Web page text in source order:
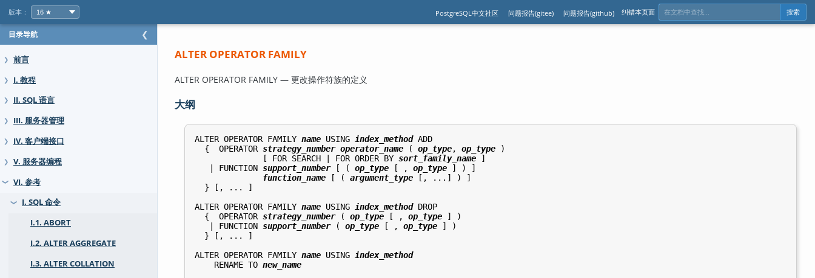
版本： PostgreSQL中文社区 问题报告(gitee) 问题报告(github) 纠错本页面 搜索
目录导航 ❮
❯ 前言
❯ I. 教程
❯ II. SQL 语言
❯ III. 服务器管理
❯ IV. 客户端接口
❯ V. 服务器编程
❯ VI. 参考
❯
I. SQL 命令
I.1. ABORT
I.2. ALTER AGGREGATE
I.3. ALTER COLLATION
ALTER OPERATOR FAMILY
ALTER OPERATOR FAMILY — 更改操作符族的定义
大纲
ALTER OPERATOR FAMILY name USING index_method ADD
  {  OPERATOR
strategy_number operator_name ( op_type, op_type )
              [ FOR SEARCH | FOR ORDER BY
sort_family_name ]
   | FUNCTION
support_number [ ( op_type [ , op_type ] ) ]
function_name [ ( argument_type [, ...] ) ]
  } [, ... ]
ALTER OPERATOR FAMILY name USING index_method DROP
  {  OPERATOR
strategy_number ( op_type [ , op_type ] )
   | FUNCTION
support_number ( op_type [ , op_type ] )
  } [, ... ]
ALTER OPERATOR FAMILY name USING
index_method
    RENAME TO
new_name